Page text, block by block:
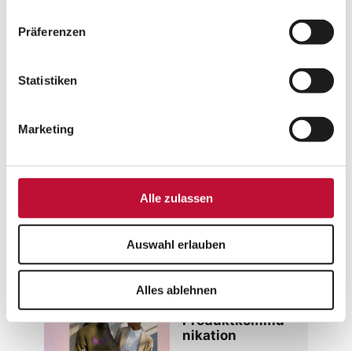
Präferenzen
Statistiken
Marketing
Alle zulassen
Auswahl erlauben
Alles ablehnen
Jubiläumsevent
Zum Artikel
28.08.2025
Image to Video
AI: Neue
Impulse für die
visuelle
Produktkommu
nikation